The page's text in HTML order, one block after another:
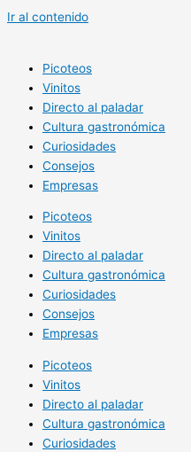
Ir al contenido
Picoteos
Vinitos
Directo al paladar
Cultura gastronómica
Curiosidades
Consejos
Empresas
Picoteos
Vinitos
Directo al paladar
Cultura gastronómica
Curiosidades
Consejos
Empresas
Picoteos
Vinitos
Directo al paladar
Cultura gastronómica
Curiosidades